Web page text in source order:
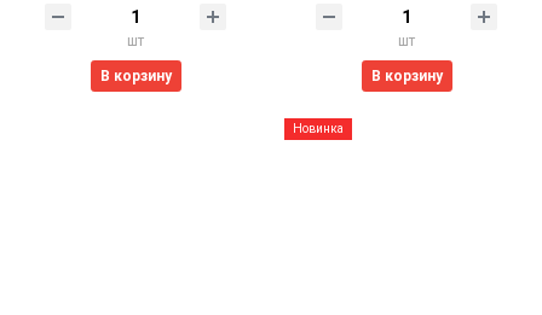
шт
В корзину
шт
В корзину
Новинка